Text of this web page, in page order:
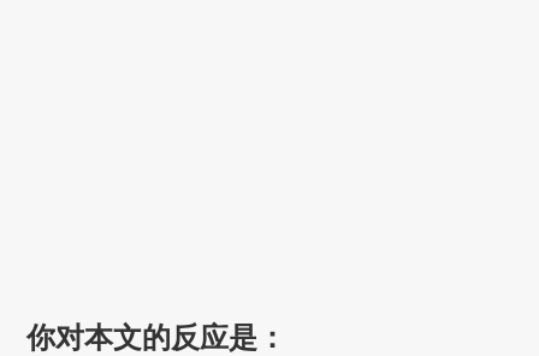
你对本文的反应是：